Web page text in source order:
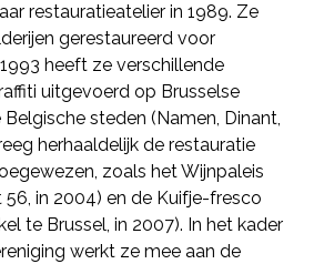
restauratieatelier in 1989. Ze
gerestaureerd voor
heeft ze verschillende
uitgevoerd op Brusselse
steden (Namen, Dinant,
herhaaldelijk de restauratie
zoals het Wijnpaleis
in 2004) en de Kuifje-fresco
te Brussel, in 2007). In het kader
werkt ze mee aan de